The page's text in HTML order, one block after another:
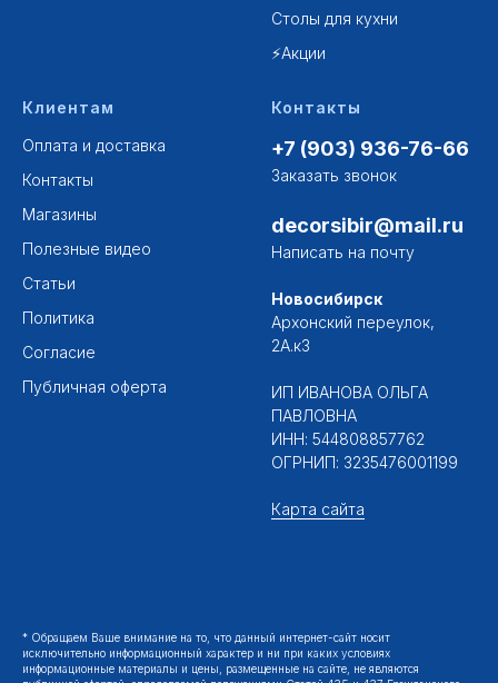
Столы для кухни
⚡Акции
Клиентам
Оплата и доставка
Контакты
Магазины
Полезные видео
Статьи
Политика
Согласие
Публичная оферта
Контакты
+7 (903) 936-76-66
Заказать звонок
decorsibir@mail.ru
Написать на почту
Новосибирск
Архонский переулок,
2А.к3
ИП ИВАНОВА ОЛЬГА
ПАВЛОВНА
ИНН: 544808857762
ОГРНИП: 3235476001199
Карта сайта
* Обращаем Ваше внимание на то, что данный интернет-сайт носит
исключительно информационный характер и ни при каких условиях
информационные материалы и цены, размещенные на сайте, не являются